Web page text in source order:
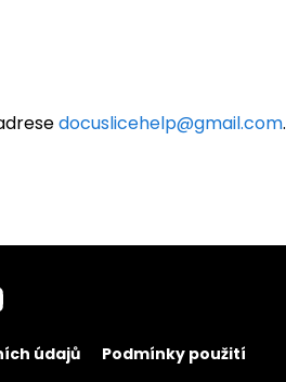
docuslicehelp@gmail.com.
údajů Podmínky použití